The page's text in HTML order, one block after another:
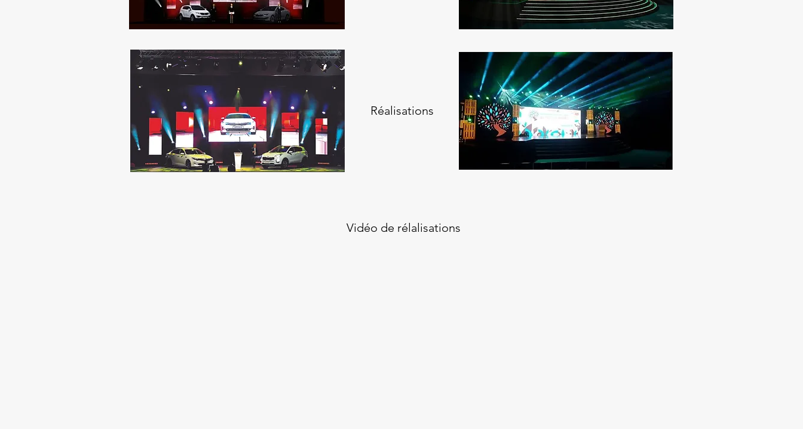
Réalisations
Vidéo de rélalisations